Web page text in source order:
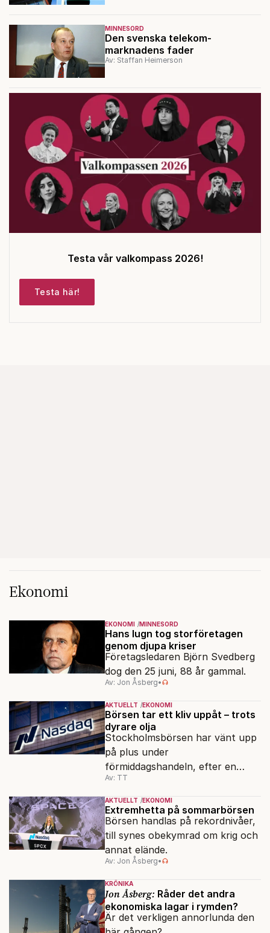
MINNESORD
Den svenska telekom-
marknadens fader
Av: Staffan Heimerson
Testa vår valkompass 2026!
Testa här!
Ekonomi
EKONOMI MINNESORD
Hans lugn tog storföretagen
genom djupa kriser
Företagsledaren Björn Svedberg
dog den 25 juni, 88 år gammal.
Av: Jon Åsberg•
AKTUELLT EKONOMI
Börsen tar ett kliv uppåt – trots
dyrare olja
Stockholmsbörsen har vänt upp
på plus under
förmiddagshandeln, efter en
inledning nedåt – trots ett högre
oljepris och AI-oro.
Av: TT
AKTUELLT EKONOMI
Extremhetta på sommarbörsen
Börsen handlas på rekordnivåer,
till synes obekymrad om krig och
annat elände.
Av: Jon Åsberg•
KRÖNIKA
Jon Åsberg: Råder det andra
ekonomiska lagar i rymden?
Är det verkligen annorlunda den